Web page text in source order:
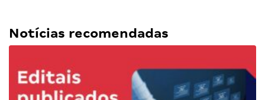
Notícias recomendadas